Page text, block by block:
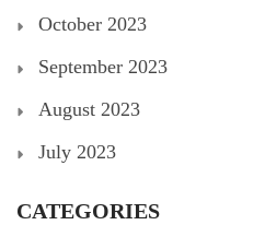
October 2023
September 2023
August 2023
July 2023
CATEGORIES